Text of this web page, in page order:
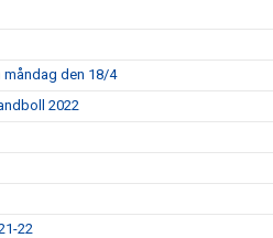
den 18/4
2022
22